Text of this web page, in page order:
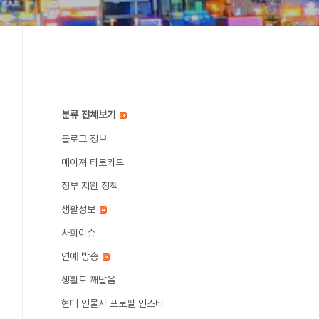
분류 전체보기
블로그 정보
메이져 타로카드
정부 지원 정책
생활정보
사회이슈
연예 방송
생활도 깨달음
현대 인물사 프로필 인스타